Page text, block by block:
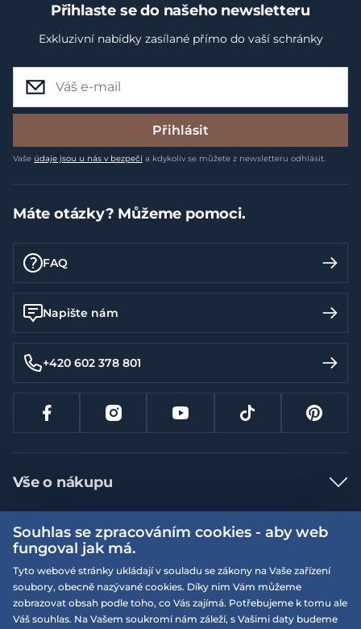
Přihlaste se do našeho newsletteru
Exkluzivní nabídky zasílané přímo do vaší schránky
Přihlásit
Vaše údaje jsou u nás v bezpečí a kdykoliv se můžete z newsletteru odhlásit.
Máte otázky? Můžeme pomoci.
FAQ
Napište nám
+420 602 378 801
Vše o nákupu
Jak nakupovat
Nejčastější dotazy
Doprava a platba
Vrácení a výměna zboží
Reklamace
Více informací
Obchodní podmínky
Podmínky EQS věrnostního klubu
Naše prodejny
Souhlas se zpracováním cookies - aby web
fungoval jak má.
Tyto webové stránky ukládají v souladu se zákony na Vaše zařízení
soubory, obecně nazývané cookies. Díky nim Vám můžeme
zobrazovat obsah podle toho, co Vás zajímá. Potřebujeme k tomu ale
Váš souhlas. Na Vašem soukromí nám záleží, s Vašimi daty budeme